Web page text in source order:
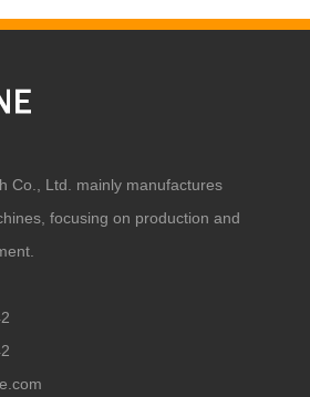
Co., Ltd. mainly manufactures
focusing on production and